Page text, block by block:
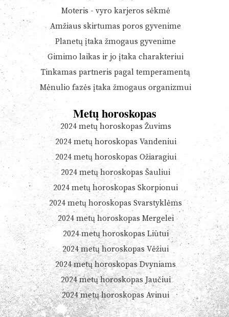
Moteris - vyro karjeros sėkmė
Amžiaus skirtumas poros gyvenime
Planetų įtaka žmogaus gyvenime
Gimimo laikas ir jo įtaka charakteriui
Tinkamas partneris pagal temperamentą
Mėnulio fazės įtaka žmogaus organizmui
Metų horoskopas
2024 metų horoskopas Žuvims
2024 metų horoskopas Vandeniui
2024 metų horoskopas Ožiaragiui
2024 metų horoskopas Šauliui
2024 metų horoskopas Skorpionui
2024 metų horoskopas Svarstyklėms
2024 metų horoskopas Mergelei
2024 metų horoskopas Liūtui
2024 metų horoskopas Vėžiui
2024 metų horoskopas Dvyniams
2024 metų horoskopas Jaučiui
2024 metų horoskopas Avinui